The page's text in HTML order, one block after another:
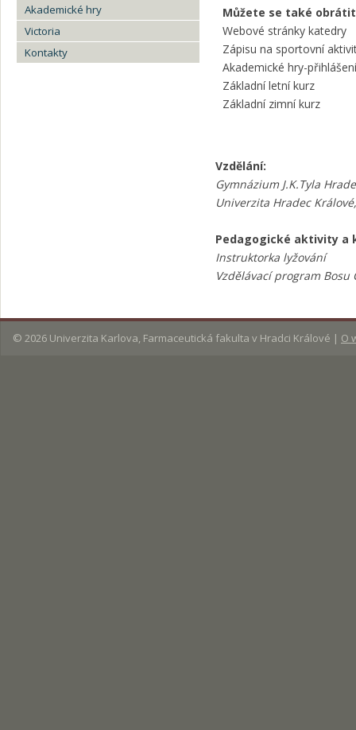
Akademické hry
Victoria
Kontakty
Můžete se také
Webové stránky katedry
Zápisu na sportovní
Akademické hry-přihlášení
Základní letní kurz
Základní zimní kurz
Vzdělání:
Gymnázium J.K.Tyla
Univerzita Hradec
Pedagogické aktivity a
Instruktorka lyžování
Vzdělávací program Bosu
© 2026 Univerzita Karlova, Farmaceutická fakulta v Hradci Králové | O